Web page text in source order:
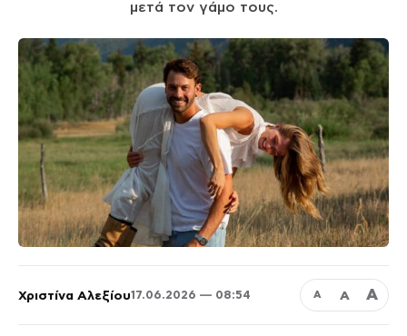
μετά τον γάμο τους.
Χριστίνα Αλεξίου17.06.2026 — 08:54 Α Α Α